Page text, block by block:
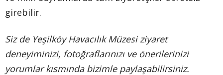
girebilir.
Siz de Yeşilköy Havacılık Müzesi ziyaret
deneyiminizi, fotoğraflarınızı ve önerilerinizi
yorumlar kısmında bizimle paylaşabilirsiniz.